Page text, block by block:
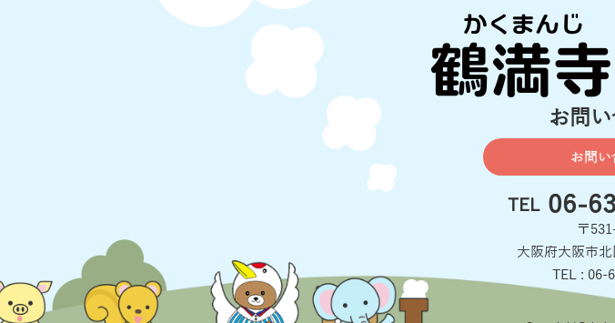
お問
お問い
TEL 06-
〒
大阪府大阪市
TEL : 06-